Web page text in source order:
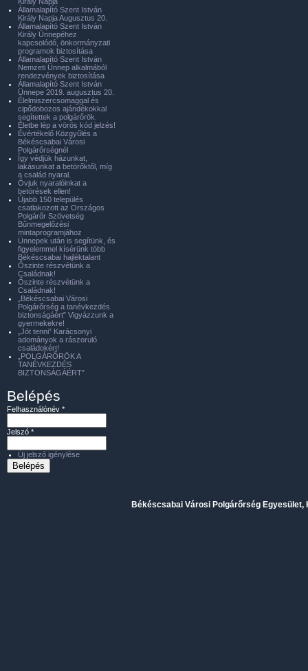
Államalapító Szent István
Király Napja Augusztus 20.
Államalapító Szent István
Király Ünnepéhez
kapcsolódó, önkormányzati
programok biztosítása
Államalapító Szent István
Nemzeti Ünnep alkalmából
rendezvények biztosítása
Államalapító Szent István
Ünnepe 2019. augusztus 20.
Élelmiszercsomaggal és
cipődobozos ajándékokkal
segítettek a polgárőrök.
Életbe lép a vörös kód jelzés!
Évértékelő Közgyűlés a
Békéscsabai Városi
Polgárőrségnél
Így védjük házunkat,
lakásunkat a betörőktől, míg
a család nyaral.
Óvjuk nyaralóinkat a
betörések ellen!
Újabb 150 település
csatlakozott az Országos
Polgárőr Szövetség
Bűnmegelőzési
mintaprogramjához
Ünnepek után is segítünk, és
figyelemmel kísérünk több
Békéscsabai hajléktalant
Őszinte részvétünk a
Családnak!
Őszinte részvétünk a
Családnak!
„Békéscsabai Városi
Polgárőrség a tanévkezdés
biztonságáért” Vigyázzunk a
gyermekekre!
„Jót tenni” Karácsonyi
adományok a rászoruló
családokért!
„POLGÁRŐRÖK A
TANÉVKEZDÉS
BIZTONSÁGÁÉRT”
Belépés
Felhasználónév *
Jelszó *
Új jelszó igénylése
Békéscsabai Városi Polgárőrség Egyesület,